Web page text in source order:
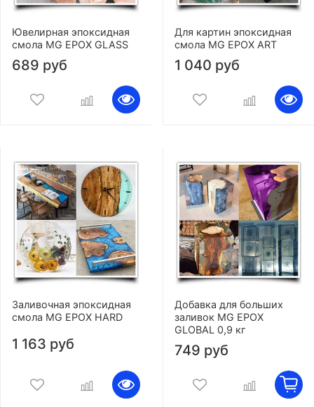
Ювелирная эпоксидная
смола MG EPOX GLASS
689 руб
Для картин эпоксидная
смола MG EPOX ART
1 040 руб
Заливочная эпоксидная
смола MG EPOX HARD
1 163 руб
Добавка для больших
заливок MG EPOX
GLOBAL 0,9 кг
749 руб